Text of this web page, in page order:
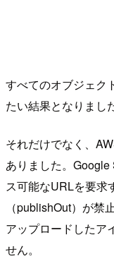
すべてのオブジェク
たい結果となりまし
それだけでなく、
ありました。
ス可能なURLを要求
（publishOut）が
アップロードしたア
せん。